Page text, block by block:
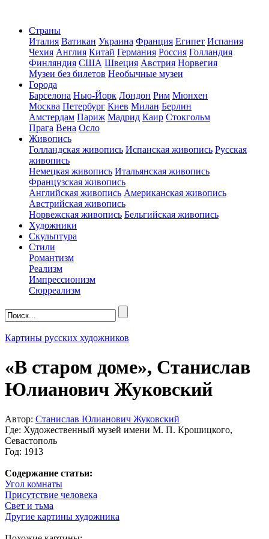
Страны
Италия Ватикан Украина Франция Египет Испания
Чехия Англия Китай Германия Россия Голландия
Финляндия США Швеция Австрия Норвегия
Музеи без билетов Необычные музеи
Города
Барселона Нью-Йорк Лондон Рим Мюнхен
Москва Петербург Киев Милан Берлин
Амстердам Париж Мадрид Каир Стокгольм
Прага Вена Осло
Живопись
Голландская живопись Испанская живопись Русская
живопись
Немецкая живопись Итальянская живопись
Французская живопись
Английская живопись Американская живопись
Австрийская живопись
Норвежская живопись Бельгийская живопись
Художники
Скульптура
Стили
Романтизм
Реализм
Импрессионизм
Сюрреализм
Картины русских художников
«В старом доме», Станислав
Юлианович Жуковский
Автор: Станислав Юлианович Жуковский
Где: Художественный музей имени М. П. Крошицкого,
Севастополь
Год: 1913
Содержание статьи:
Угол комнаты
Присутствие человека
Свет и тьма
Другие картины художника